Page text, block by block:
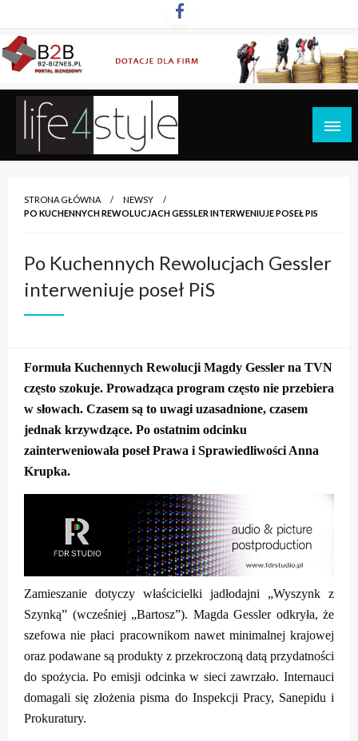
do
treści
STRONA GŁÓWNA
NEWSY
PO KUCHENNYCH REWOLUCJACH GESSLER INTERWENIUJE POSEŁ PIS
Po Kuchennych Rewolucjach Gessler
interweniuje poseł PiS
Formuła Kuchennych Rewolucji Magdy Gessler na TVN
często szokuje. Prowadząca program często nie przebiera
w słowach. Czasem są to uwagi uzasadnione, czasem
jednak krzywdzące. Po ostatnim odcinku
zainterweniowała poseł Prawa i Sprawiedliwości Anna
Krupka.
Zamieszanie dotyczy właścicielki jadłodajni „Wyszynk z
Szynką” (wcześniej „Bartosz”). Magda Gessler odkryła, że
szefowa nie płaci pracownikom nawet minimalnej krajowej
oraz podawane są produkty z przekroczoną datą przydatności
do spożycia. Po emisji odcinka w sieci zawrzało. Internauci
domagali się złożenia pisma do Inspekcji Pracy, Sanepidu i
Prokuratury.